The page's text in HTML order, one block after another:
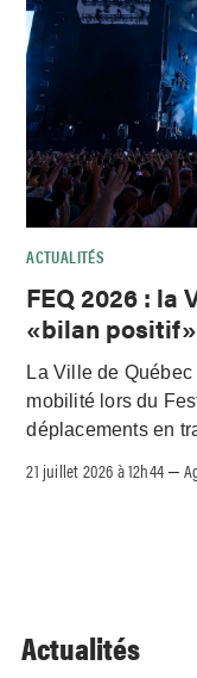
ACTUALITÉS
FEQ 2026 : la
«bilan
La Ville de
mobilité lors du
déplacements en
21 juillet 2026 à 12h44 –
Actualités